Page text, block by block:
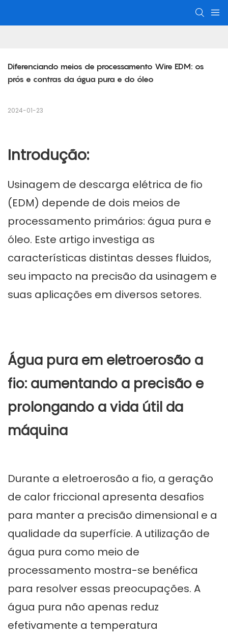
Diferenciando meios de processamento Wire EDM: os
prós e contras da água pura e do óleo
2024-01-23
Introdução:
Usinagem de descarga elétrica de fio
(EDM) depende de dois meios de
processamento primários: água pura e
óleo. Este artigo investiga as
características distintas desses fluidos,
seu impacto na precisão da usinagem e
suas aplicações em diversos setores.
Água pura em eletroerosão a
fio: aumentando a precisão e
prolongando a vida útil da
máquina
Durante a eletroerosão a fio, a geração
de calor friccional apresenta desafios
para manter a precisão dimensional e a
qualidade da superfície. A utilização de
água pura como meio de
processamento mostra-se benéfica
para resolver essas preocupações. A
água pura não apenas reduz
efetivamente a temperatura